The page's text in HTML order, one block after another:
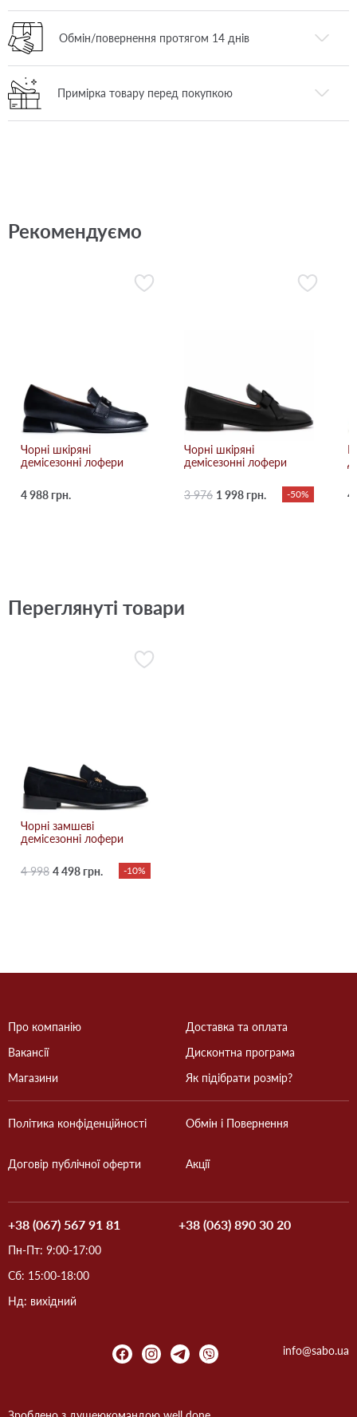
Обмін/повернення протягом 14 днів
Примірка товару перед покупкою
Рекомендуємо
Чорні шкіряні
демісезонні лофери
4 988 грн.
Чорні шкіряні
демісезонні лофери
3 976 1 998 грн. -50% 4
Переглянуті товари
Чорні замшеві
демісезонні лофери
4 998 4 498 грн. -10%
Про компанію
Вакансії
Магазини
Доставка та оплата
Дисконтна програма
Як підібрати розмір?
Політика конфіденційності
Договір публічної оферти
Обмін і Повернення
Акції
+38 (067) 567 91 81 +38 (063) 890 30 20
Пн-Пт: 9:00-17:00
Сб: 15:00-18:00
Нд: вихідний
info@sabo.ua